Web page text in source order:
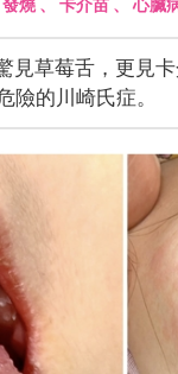
發燒 、卡介苗 、心臟
見草莓舌，更見
險的川崎氏症。